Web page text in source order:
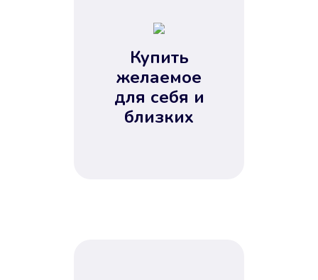
Купить
желаемое
для себя и
близких